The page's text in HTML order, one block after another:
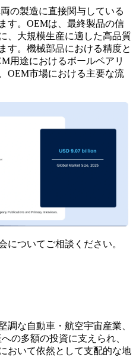
の製造に直接関与している
す。OEMは、最終製品の信
、大規模生産に適した高品質
す。機械部品における精度と
用途におけるボールベアリ
OEM市場における主要な流
についてご相談ください。
調な自動車・航空宇宙産業、
の多額の投資に支えられ、
おいて依然として支配的な地